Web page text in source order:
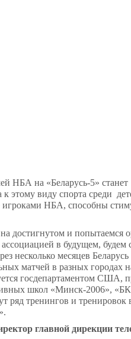
НБА на «Беларусь-5»
этому виду спорта среди
НБА, способны
достигнутом и попытаемся
в будущем, будем
несколько месяцев
матчей в разных
госдепартаментом США,
школ «Минск-2006»,
ряд тренингов и
главной дирекции